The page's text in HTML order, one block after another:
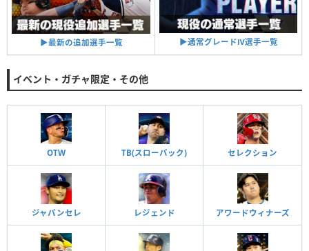
▶︎最新の追加選手一覧 ▶︎通常グレードⅣ選手一覧
イベント・ガチャ限定・その他
OTW TB(スローバック) セレクション
ジャパンセレ レジェンド アワードウィナーズ